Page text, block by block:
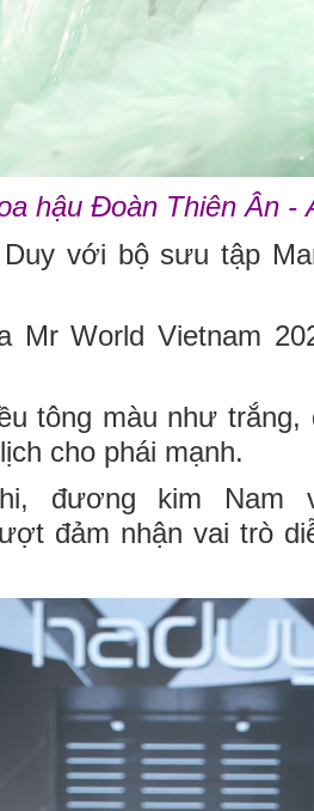
hậu Đoàn Thiên Ân -
với bộ sưu tập
Mr World Vietnam
tông màu như
cho phái mạnh.
đương kim Nam
đảm nhận vai trò